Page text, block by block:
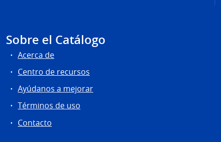
Sobre el Catálogo
Acerca de
Centro de recursos
Ayúdanos a mejorar
Términos de uso
Contacto